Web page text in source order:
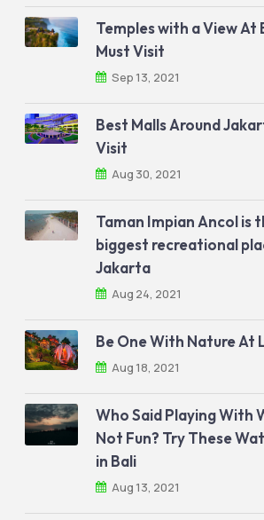
Temples with a View At
Must Visit
Sep 13, 2021
Best Malls Around
Visit
Aug 30, 2021
Taman Impian Ancol is
biggest recreational
Jakarta
Aug 24, 2021
Be One With Nature At
Aug 18, 2021
Who Said Playing With
Not Fun? Try These
in Bali
Aug 13, 2021